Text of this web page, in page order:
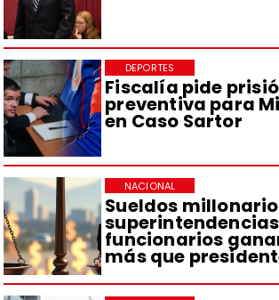
Fiscalía pide
preventiva para
en Caso Sartor
DEPORTES
Sueldos
funcionarios
más que
NACIONAL